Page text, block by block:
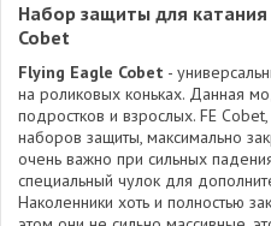
Набор защиты для катания
Cobet
Flying Eagle Cobet -
на роликовых коньках. Данная
подростков и взрослых. FE
наборов защиты, максимально
очень важно при сильных
специальный чулок для
Наколенники хоть и полностью